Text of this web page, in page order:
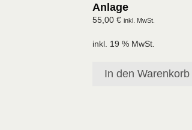
Anlage
55,00 € inkl. MwSt.
inkl. 19 % MwSt.
In den Warenkorb